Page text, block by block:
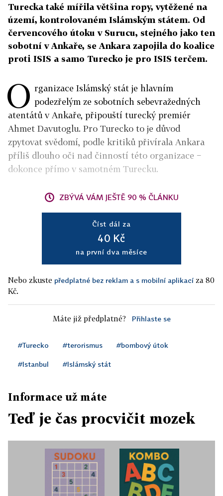
Turecka také mířila většina ropy, vytěžené na
území, kontrolovaném Islámským státem. Od
červencového útoku v Surucu, stejného jako ten
sobotní v Ankaře, se Ankara zapojila do koalice
proti ISIS a samo Turecko je pro ISIS terčem.
O rganizace Islámský stát je hlavním
podezřelým ze sobotních sebevražedných
atentátů v Ankaře, připouští turecký premiér
Ahmet Davutoglu. Pro Turecko to je důvod
zpytovat svědomí, podle kritiků přivírala Ankara
příliš dlouho oči nad činností této organizace −
dokonce přímo v samotném Turecku.
ZBÝVÁ VÁM JEŠTĚ 90 % ČLÁNKU
Číst dál za
40 Kč
na první dva měsíce
Nebo zkuste předplatné bez reklam a s mobilní aplikací za 80
Kč.
Máte již předplatné? Přihlaste se
#Turecko #terorismus #bombový útok
#Istanbul #Islámský stát
Informace už máte
Teď je čas procvičit mozek